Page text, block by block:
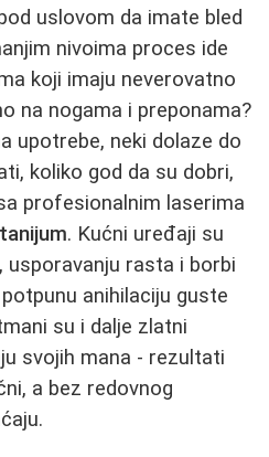
uslovom da imate bled
nivoima proces ide
koji imaju neverovatno
na nogama i preponama?
upotrebe, neki dolaze do
koliko god da su dobri,
profesionalnim laserima
. Kućni uređaji su
usporavanju rasta i borbi
anihilaciju guste
su i dalje zlatni
svojih mana - rezultati
a bez redovnog